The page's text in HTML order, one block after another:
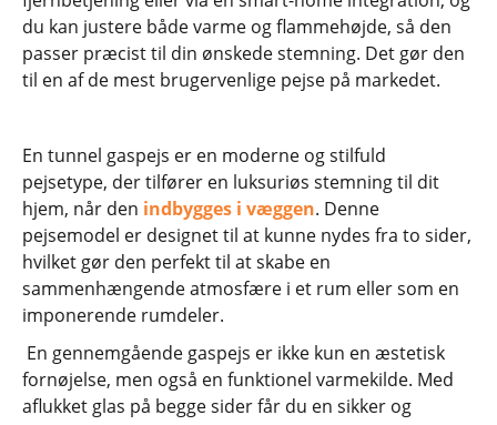
du kan justere både varme og flammehøjde, så den
passer præcist til din ønskede stemning. Det gør den
til en af de mest brugervenlige pejse på markedet.
En tunnel gaspejs er en moderne og stilfuld
pejsetype, der tilfører en luksuriøs stemning til dit
hjem, når den indbygges i væggen. Denne
pejsemodel er designet til at kunne nydes fra to sider,
hvilket gør den perfekt til at skabe en
sammenhængende atmosfære i et rum eller som en
imponerende rumdeler.
En gennemgående gaspejs er ikke kun en æstetisk
fornøjelse, men også en funktionel varmekilde. Med
aflukket glas på begge sider får du en sikker og